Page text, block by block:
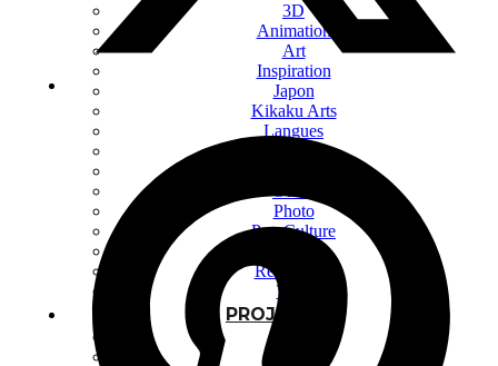
3D
Animation
Art
Inspiration
Japon
Kikaku Arts
Langues
Lifestyle
Photo
Pop Culture
Ressources
Tech
PROJETS
Dessin